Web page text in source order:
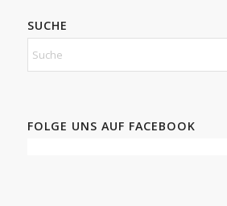
SUCHE
FOLGE UNS AUF FACEBOOK